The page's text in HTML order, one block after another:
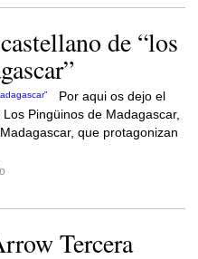
de “los
Por aqui os dejo el
Pingüinos de Madagascar,
que protagonizan
Tercera